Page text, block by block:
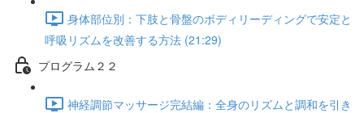
身体部位別：下肢と骨盤のボディリーディングで安定と
呼吸リズムを改善する方法 (21:29)
プログラム２２
神経調節マッサージ完結編：全身のリズムと調和を引き